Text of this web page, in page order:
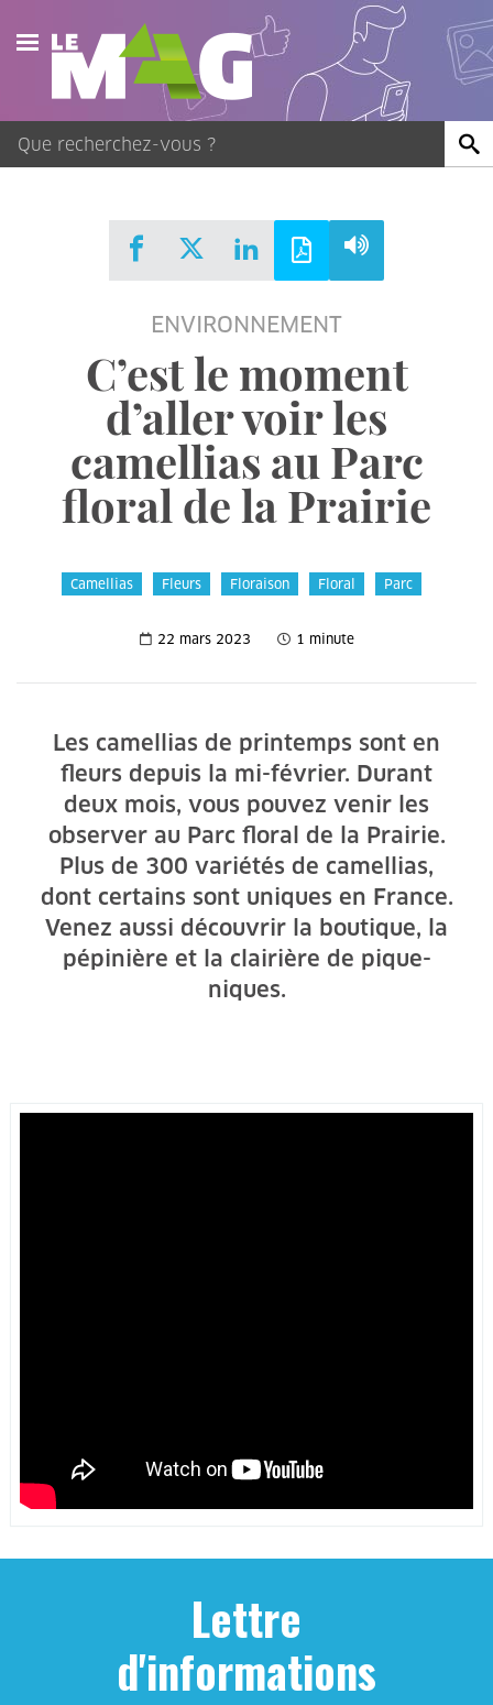
Actualités
Agenda
Publications
ENVIRONNEMENT
C’est le moment
d’aller voir les
camellias au Parc
floral de la Prairie
Camellias Fleurs Floraison Floral Parc
22 mars 2023 1 minute
Les camellias de printemps sont en
fleurs depuis la mi-février. Durant
deux mois, vous pouvez venir les
observer au Parc floral de la Prairie.
Plus de 300 variétés de camellias,
dont certains sont uniques en France.
Venez aussi découvrir la boutique, la
pépinière et la clairière de pique-
niques.
Lettre
d'informations